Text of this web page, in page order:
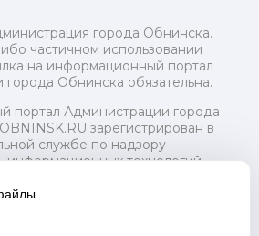
города Обнинска.
частичном использовании
на информационный портал
Обнинска обязательна.
портал Администрации города
зарегистрирован в
службе по надзору
информационных технологий
(Роскомнадзор) 24 июля
2018 года.
регистрации Эл № ФС77-73321